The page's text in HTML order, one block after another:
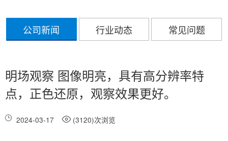
公司新闻 行业动态 常见问题
明场观察 图像明亮，具有高分辨率特
点，正色还原，观察效果更好。
2024-03-17 (3120)次浏览